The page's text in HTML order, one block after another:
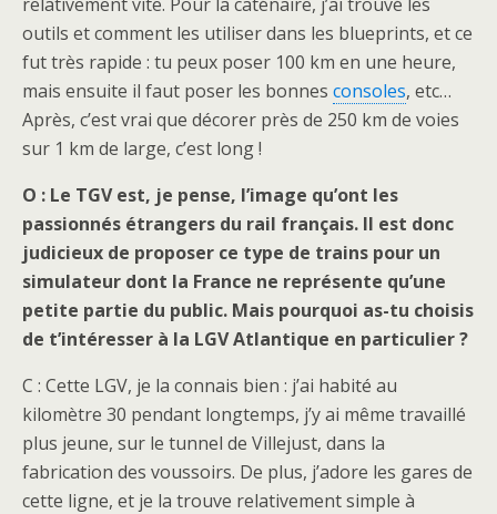
outils et comment les utiliser dans les blueprints, et ce
fut très rapide : tu peux poser 100 km en une heure,
mais ensuite il faut poser les bonnes consoles, etc…
Après, c’est vrai que décorer près de 250 km de voies
sur 1 km de large, c’est long !
O : Le TGV est, je pense, l’image qu’ont les
passionnés étrangers du rail français. Il est donc
judicieux de proposer ce type de trains pour un
simulateur dont la France ne représente qu’une
petite partie du public. Mais pourquoi as-tu choisis
de t’intéresser à la LGV Atlantique en particulier ?
C : Cette LGV, je la connais bien : j’ai habité au
kilomètre 30 pendant longtemps, j’y ai même travaillé
plus jeune, sur le tunnel de Villejust, dans la
fabrication des voussoirs. De plus, j’adore les gares de
cette ligne, et je la trouve relativement simple à